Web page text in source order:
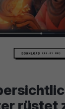
rüstet